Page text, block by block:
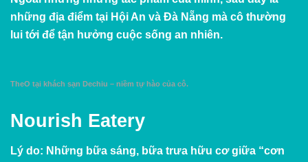
những địa điểm tại Hội An và Đà Nẵng mà cô thường
lui tới để tận hưởng cuộc sống an nhiên.
TheO tại khách sạn Dechiu – niềm tự hào của cô.
Nourish Eatery
Lý do: Những bữa sáng, bữa trưa hữu cơ giữa “cơn